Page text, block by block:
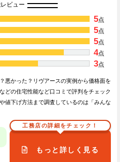
ビュー
5点
5点
5点
4点
3点
悪かった？リヴアースの実例から価格面を
どの住宅性能など口コミで評判をチェック
値下げ方法まで調査しているのは「みんな
工務店の詳細をチェック！
もっと詳しく見る